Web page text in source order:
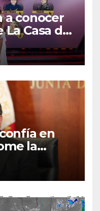
a conocer
Casa de
2026 en
en
la
el
el